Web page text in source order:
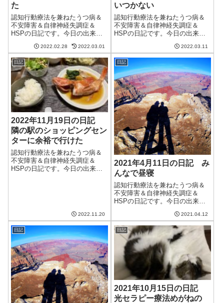
た
認知行動療法を兼ねたうつ病＆
不安障害＆自律神経失調症＆
HSPの日記です。今日の出来事
気温が上がり、東京の気温は19
度になったらしい。朝晩は相変
わらず寒いけど、我が家でも床
暖房をやめてエアコンになっ
た。これで光熱費...
2022.02.28 2022.03.01
いつかない
認知行動療法を兼ねたうつ病＆
不安障害＆自律神経失調症＆
HSPの日記です。今日の出来事
ったけど、日差しが暖かくて穏
やかな日。散歩の時に1段階薄い
上着で十分だった。週末にかけ
ては気温が20度に達するみたい
で、いよいよ...
2022.03.11
日記
2022年11月19日の日記
隣の駅のショッピングセン
ターに余裕で行けた
認知行動療法を兼ねたうつ病＆
不安障害＆自律神経失調症＆
HSPの日記です。今日の出来事
2022.11.20
日記
2021年4月11日の日記 み
んなで昼寝
認知行動療法を兼ねたうつ病＆
不安障害＆自律神経失調症＆
HSPの日記です。今日の出来事
しが強く、背中に当たると背中
が熱く感じるほど。ようやく寒
さも終わるようでよかった。今
朝は寝坊をして、8時過ぎに起き
た。妻も繁忙期...
2021.04.12
日記 日記
2021年10月15日の日記
光セラピー療法めがねの